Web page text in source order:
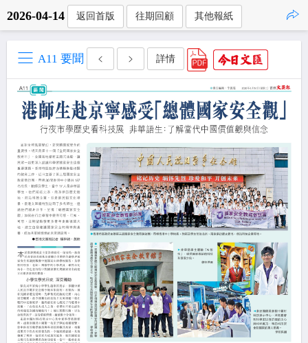
2026-04-14 返回首版 往期回顧 其他報紙
A11 要聞 詳情